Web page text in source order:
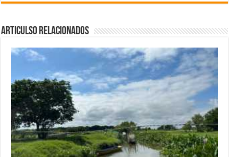
Articulso Relacionados